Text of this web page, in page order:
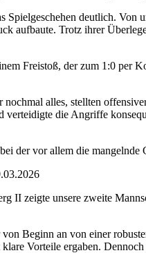
Spielgeschehen deutlich.
aufbaute. Trotz ihrer
Freistoß, der zum 1:0 per
alles, stellten
verteidigte die Angriffe
der vor allem die
II zeigte unsere zweite
Beginn an von einer
Vorteile ergaben.